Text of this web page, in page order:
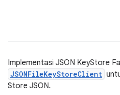
Implementasi JSON KeyStore
JSONFileKeyStoreClient
Store JSON.